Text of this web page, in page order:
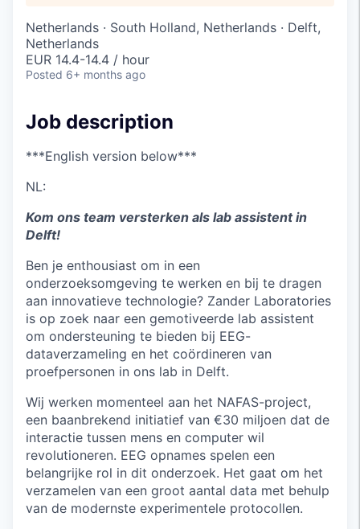
Netherlands · South Holland, Netherlands · Delft,
Netherlands
EUR 14.4-14.4 / hour
Posted 6+ months ago
Job description
***English version below***
NL:
Kom ons team versterken als lab assistent in
Delft!
Ben je enthousiast om in een
onderzoeksomgeving te werken en bij te dragen
aan innovatieve technologie? Zander Laboratories
is op zoek naar een gemotiveerde lab assistent
om ondersteuning te bieden bij EEG-
dataverzameling en het coördineren van
proefpersonen in ons lab in Delft.
Wij werken momenteel aan het NAFAS-project,
een baanbrekend initiatief van €30 miljoen dat de
interactie tussen mens en computer wil
revolutioneren. EEG opnames spelen een
belangrijke rol in dit onderzoek. Het gaat om het
verzamelen van een groot aantal data met behulp
van de modernste experimentele protocollen.